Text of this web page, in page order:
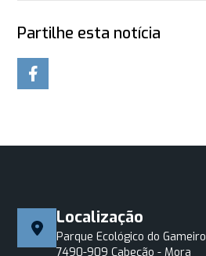
Partilhe esta notícia
Localização
Parque Ecológico do Gameiro
7490-909 Cabeção - Mora